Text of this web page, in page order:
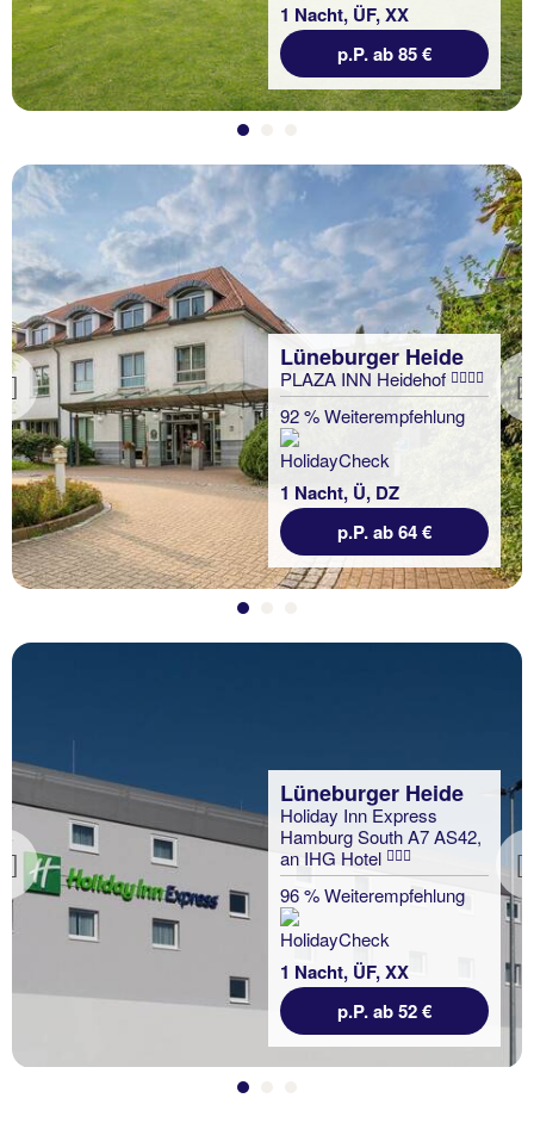
1 Nacht, ÜF, XX
p.P. ab 85 €
Previous
Lüneburger Heide
PLAZA INN Heidehof
92 % Weiterempfehlung
1 Nacht, Ü, DZ
p.P. ab 64 €
Previous
Lüneburger Heide
Holiday Inn Express
Hamburg South A7 AS42,
an IHG Hotel
96 % Weiterempfehlung
1 Nacht, ÜF, XX
p.P. ab 52 €